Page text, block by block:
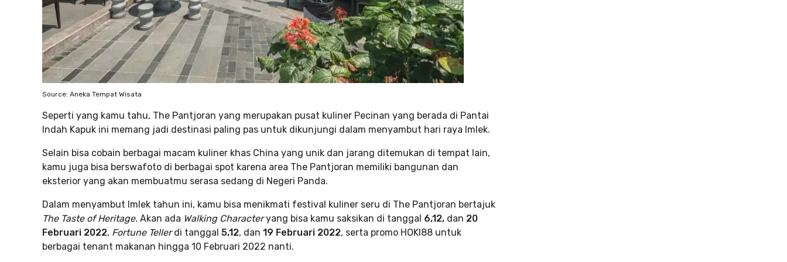
Source: Aneka Tempat Wisata
Seperti yang kamu tahu, The Pantjoran yang merupakan pusat kuliner Pecinan yang berada di Pantai
Indah Kapuk ini memang jadi destinasi paling pas untuk dikunjungi dalam menyambut hari raya Imlek.
Selain bisa cobain berbagai macam kuliner khas China yang unik dan jarang ditemukan di tempat lain,
kamu juga bisa berswafoto di berbagai spot karena area The Pantjoran memiliki bangunan dan
eksterior yang akan membuatmu serasa sedang di Negeri Panda.
Dalam menyambut Imlek tahun ini, kamu bisa menikmati festival kuliner seru di The Pantjoran bertajuk
The Taste of Heritage. Akan ada Walking Characteryang bisa kamu saksikan di tanggal 6,12, dan 20
Februari 2022, Fortune Tellerdi tanggal 5,12, dan 19 Februari 2022, serta promo HOKI88 untuk
berbagai tenant makanan hingga 10 Februari 2022 nanti.